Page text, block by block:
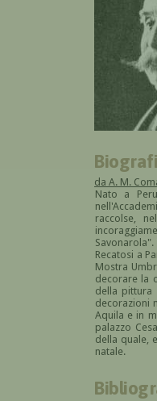
da A. M.
Nato a
raccolse,
Recatosi a
Mostra
decorare la
della pittura
decorazioni
Aquila e in
palazzo
della quale,
natale.